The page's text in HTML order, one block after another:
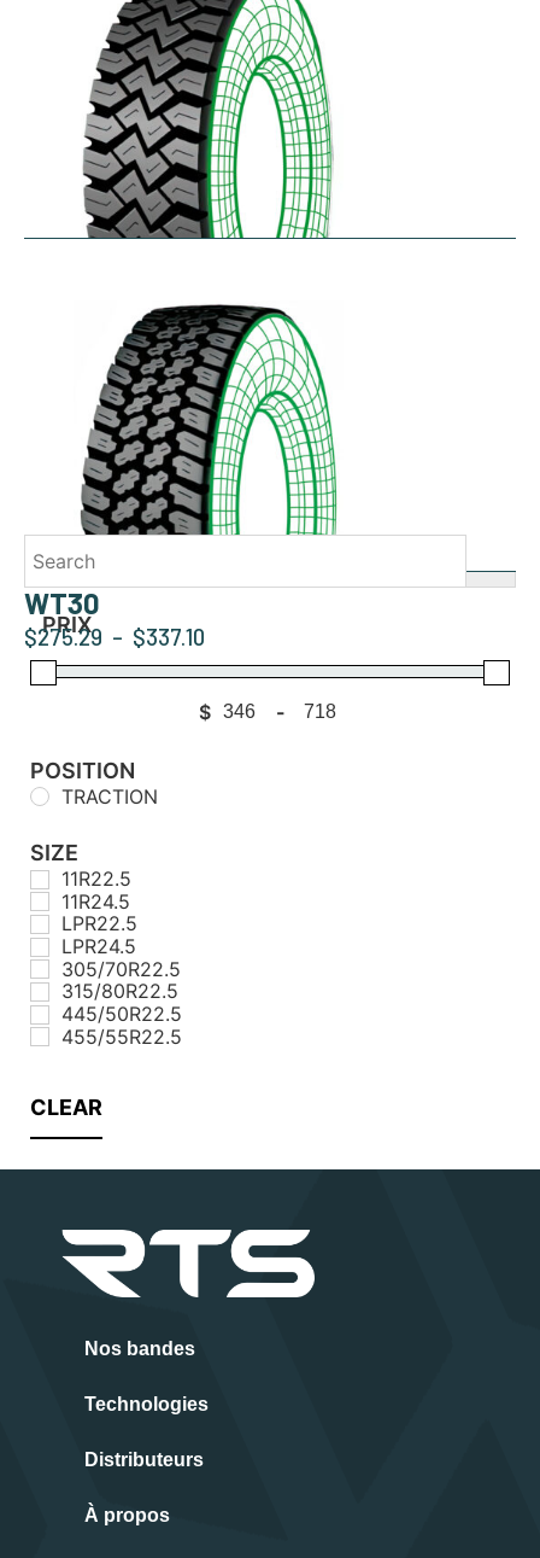
PRIX
$ Minimum Price
-
Maximum Price
POSITION
TRACTION
SIZE
11R22.5
11R24.5
LPR22.5
LPR24.5
305/70R22.5
315/80R22.5
445/50R22.5
455/55R22.5
CLEAR
486.18
WT30
$275.29 – $337.10
Nos bandes
Technologies
Distributeurs
À propos